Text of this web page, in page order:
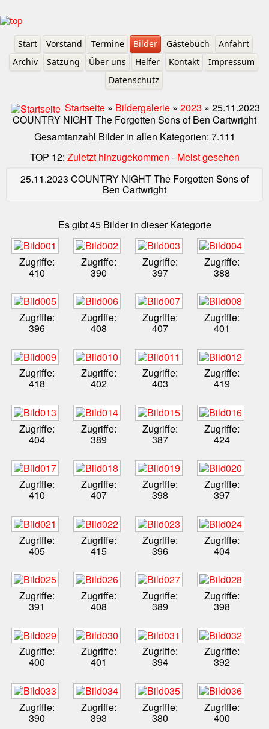
Start Vorstand Termine Bilder Gästebuch
Anfahrt
Archiv
Satzung Über uns Helfer Kontakt
Impressum
Datenschutz
Startseite » Bildergalerie » 2023 » 25.11.2023
COUNTRY NIGHT The Forgotten Sons of Ben Cartwright
Gesamtanzahl Bilder in allen Kategorien: 7.111
TOP 12: Zuletzt hinzugekommen - Meist gesehen
25.11.2023 COUNTRY NIGHT The Forgotten Sons of
Ben Cartwright
Es gibt 45 Bilder in dieser Kategorie
Zugriffe:
410
Zugriffe:
390
Zugriffe:
397
Zugriffe:
388
Zugriffe:
396
Zugriffe:
408
Zugriffe:
407
Zugriffe:
401
Zugriffe:
418
Zugriffe:
402
Zugriffe:
403
Zugriffe:
419
Zugriffe:
404
Zugriffe:
389
Zugriffe:
387
Zugriffe:
424
Zugriffe:
410
Zugriffe:
407
Zugriffe:
398
Zugriffe:
397
Zugriffe:
405
Zugriffe:
415
Zugriffe:
396
Zugriffe:
404
Zugriffe:
391
Zugriffe:
408
Zugriffe:
389
Zugriffe:
398
Zugriffe:
400
Zugriffe:
401
Zugriffe:
394
Zugriffe:
392
Zugriffe:
390
Zugriffe:
393
Zugriffe:
380
Zugriffe:
400